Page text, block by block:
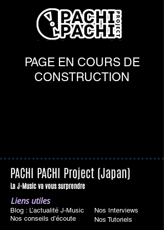
PAGE EN COURS DE
CONSTRUCTION
PACHI PACHI Project (Japan)
La J-Music va vous surprendre
Liens utiles
Blog : L’actualité J-Music
Nos Interviews
Nos Tutoriels
Nos conseils d’écoute